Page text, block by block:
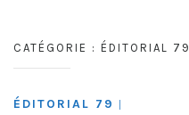
CATÉGORIE : ÉDITORIAL 79
ÉDITORIAL 79 |